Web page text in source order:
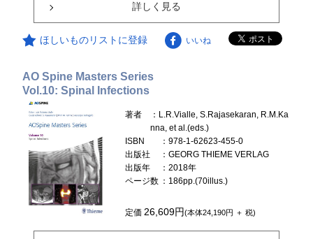
詳しく見る
ほしいものリストに登録 いいね
AO Spine Masters Series
Vol.10: Spinal Infections
著者
：L.R.Vialle, S.Rajasekaran, R.M.Ka
nna, et al.(eds.)
ISBN
：978-1-62623-455-0
出版社
：GEORG THIEME VERLAG
出版年
：2018年
ページ数 ：186pp.(70illus.)
定価26,609円(本体24,190円 ＋ 税)